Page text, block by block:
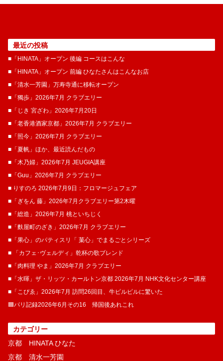
最近の投稿
■「HINATA」オープン 後編 コースはこんな
■「HINATA」オープン 前編 ひなたさんはこんなお店
■「清水一芳園」万寿寺通に移転オープン
■「獨歩」2026年7月 クラブエリー
■「じき 宮ざわ」2026年7月20日
■「老香港酒家京都」2026年7月 クラブエリー
■「照今」2026年7月 クラブエリー
■「夏帆」ほか、最近読んだもの
■「木乃婦」2026年7月 JEUGIA講座
■「Guu」2026年7月 クラブエリー
■ りすのろ 2026年7月9日：フロマージュフェア
■「ぎをん 藤」2026年7月クラブエリー第2木曜
■「総造」2026年7月 桃といちじく
■「麩屋町のざき」2026年7月 クラブエリー
■「果心」のパティスリ「 菓​心」でまるごとシリーズ
■ 「カフェ･ヴェルディ」乾杯の歌ブレンド
■「肉料理 やま」2026年7月 クラブエリー
■「水暉」ザ・リッツ・カールトン京都 2026年7月 NHK文化センター講座
■「こぴゑ」2026年7月 訪問26回目、牛ピルピルに驚いた
🟦パリ記録2026年6月その16 帰国後あれこれ
カテゴリー
京都 HINATA ひなた
京都 清水一芳園